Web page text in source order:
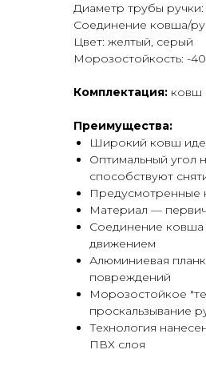
Диаметр трубы
Соединение ковша/
Цвет: желтый, серый
Морозостойкость: -40
Комплектация: ковш
Преимущества:
Широкий ковш
Оптимальный угол
способствуют
Предусмотренные
Материал —
Соединение ковша
движением
Алюминиевая
повреждений
Морозостойкое
проскальзывание
Технология
ПВХ слоя